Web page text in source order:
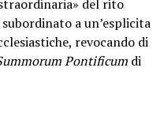
del rito
a un’esplicita
revocando di
Pontificum di